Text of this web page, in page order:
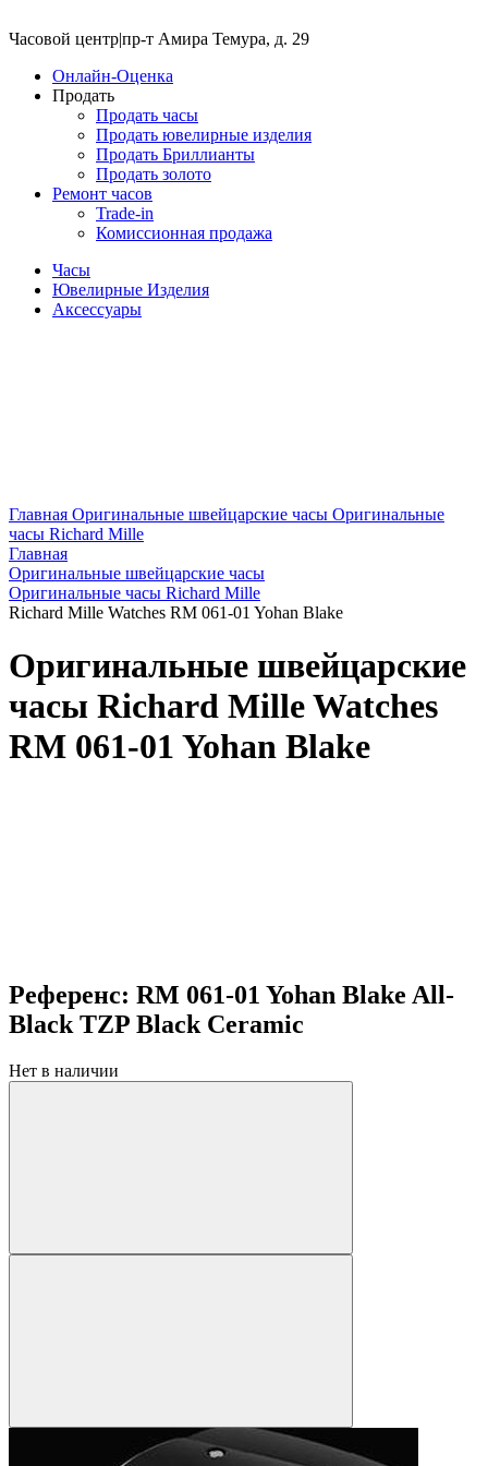
Часовой центр|пр-т Амира Темура, д. 29
Онлайн-Оценка
Продать
Продать часы
Продать ювелирные изделия
Продать Бриллианты
Продать золото
Ремонт часов
Trade-in
Комиссионная продажа
Часы
Ювелирные Изделия
Аксессуары
Главная Оригинальные швейцарские часы Оригинальные
часы Richard Mille
Главная
Оригинальные швейцарские часы
Оригинальные часы Richard Mille
Richard Mille Watches RM 061-01 Yohan Blake
Оригинальные швейцарские
часы Richard Mille Watches
RM 061-01 Yohan Blake
Референс: RM 061-01 Yohan Blake All-
Black TZP Black Ceramic
Нет в наличии